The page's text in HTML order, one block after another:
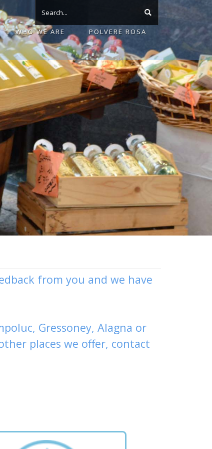
WHO WE ARE POLVERE ROSA
from you and we have
, Gressoney, Alagna or
places we offer, contact